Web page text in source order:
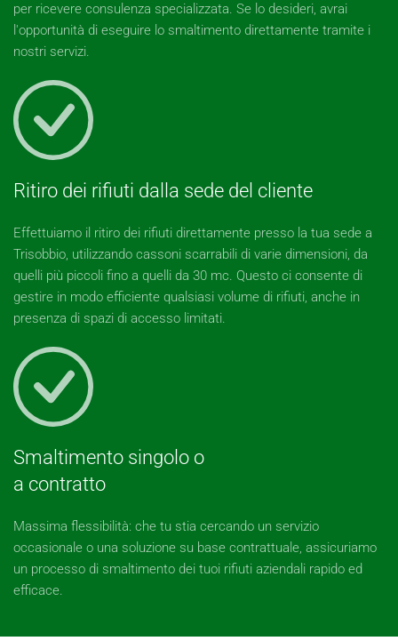
per ricevere consulenza specializzata. Se lo desideri, avrai
l'opportunità di eseguire lo smaltimento direttamente tramite i
nostri servizi.
Ritiro dei rifiuti dalla sede del cliente
Effettuiamo il ritiro dei rifiuti direttamente presso la tua sede a
Trisobbio, utilizzando cassoni scarrabili di varie dimensioni, da
quelli più piccoli fino a quelli da 30 mc. Questo ci consente di
gestire in modo efficiente qualsiasi volume di rifiuti, anche in
presenza di spazi di accesso limitati.
Smaltimento singolo o
a contratto
Massima flessibilità: che tu stia cercando un servizio
occasionale o una soluzione su base contrattuale, assicuriamo
un processo di smaltimento dei tuoi rifiuti aziendali rapido ed
efficace.